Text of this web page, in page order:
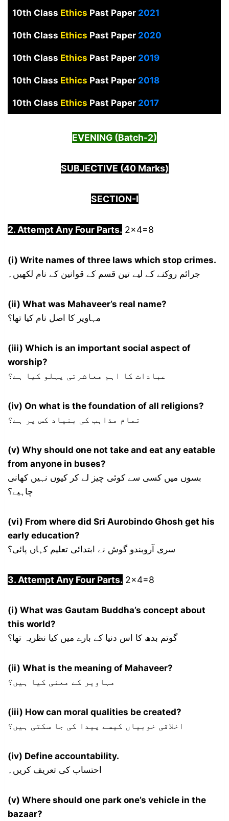
10th Class Ethics Past Paper 2021
10th Class Ethics Past Paper2020
10th Class Ethics Past Paper 2019
10th Class Ethics Past Paper2018
10th Class Ethics Past Paper2017
EVENING (Batch-2)
SUBJECTIVE (40 Marks)
SECTION-I
2. Attempt Any Four Parts. 2×4=8
(i) Write names of three laws which stop crimes.
جرائم روکنے کے لیے تین قسم کے قوانین کے نام لکھیں۔
(ii) What was Mahaveer’s real name?
مہاویر کا اصل نام کیا تھا؟
(iii) Which is an important social aspect of
worship?
عبادات کا اہم معاشرتی پہلو کیا ہے؟
(iv) On what is the foundation of all religions?
تمام مذاہب کی بنیاد کس پر ہے؟
(v) Why should one not take and eat any eatable
from anyone in buses?
بسوں میں کسی سے کوئی چیز لے کر کیوں نہیں کھانی
چاہیے؟
(vi) From where did Sri Aurobindo Ghosh get his
early education?
سری آروبندو گوش نے ابتدائی تعلیم کہاں پائی؟
3. Attempt Any Four Parts. 2×4=8
(i) What was Gautam Buddha’s concept about
this world?
گوتم بدھ کا اس دنیا کے بارے میں کیا نظریہ تھا؟
(ii) What is the meaning of Mahaveer?
مہاویر کے معنی کیا ہیں؟
(iii) How can moral qualities be created?
اخلاقی خوبیاں کیسے پیدا کی جا سکتی ہیں؟
(iv) Define accountability.
احتساب کی تعریف کریں۔
(v) Where should one park one’s vehicle in the
bazaar?